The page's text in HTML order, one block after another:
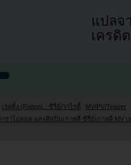
แปลจ
เครดิ
เรตติ้ง (Rating) : ซีรี่ย์/วาไรตี้
MV/PV/Teaser
าราไอดอล และศิลปินเกาหลี ซีรี่ย์เกาหลี MV